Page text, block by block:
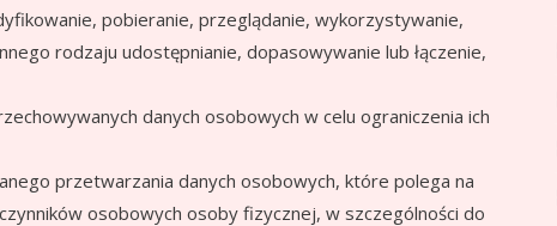
pobieranie, przeglądanie, wykorzystywanie,
rodzaju udostępnianie, dopasowywanie lub łączenie,
danych osobowych w celu ograniczenia ich
przetwarzania danych osobowych, które polega na
osobowych osoby fizycznej, w szczególności do